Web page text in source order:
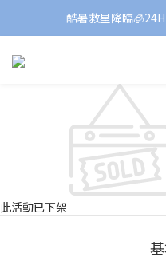
酷暑救星降臨
此活動已下架